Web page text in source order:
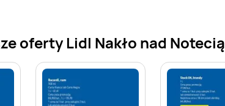
oferty Lidl Nakło nad Notecią